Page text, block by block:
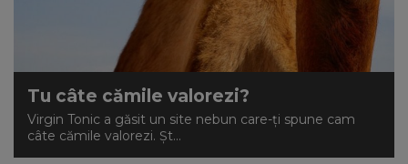
Tu câte cămile valorezi?
Virgin Tonic a găsit un site nebun care-ți spune cam
câte cămile valorezi. Șt...